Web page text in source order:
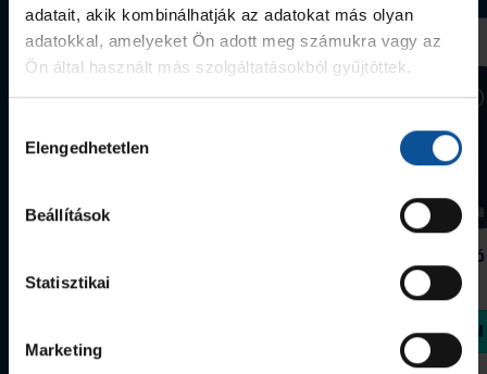
adatait, akik kombinálhatják az adatokat más olyan
adatokkal, amelyeket Ön adott meg számukra vagy az
Ön által használt más szolgáltatásokból gyűjtöttek.
kiválasztása
Elengedhetetlen
Beállítások
Statisztikai
Marketing
Szeged
1 090 Ft
Megvásárolom